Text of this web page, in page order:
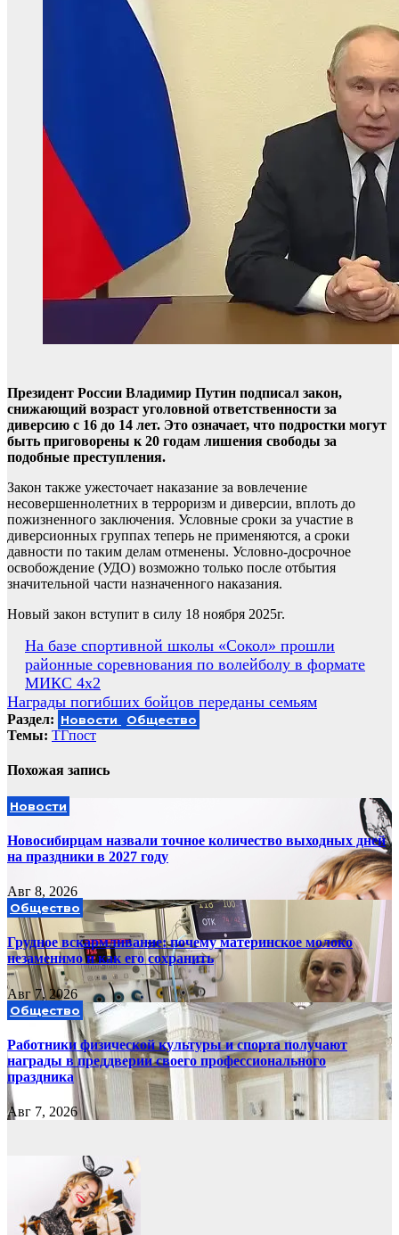
Президент России Владимир Путин подписал закон,
снижающий возраст уголовной ответственности за
диверсию с 16 до 14 лет. Это означает, что подростки могут
быть приговорены к 20 годам лишения свободы за
подобные преступления.
Закон также ужесточает наказание за вовлечение
несовершеннолетних в терроризм и диверсии, вплоть до
пожизненного заключения. Условные сроки за участие в
диверсионных группах теперь не применяются, а сроки
давности по таким делам отменены. Условно-досрочное
освобождение (УДО) возможно только после отбытия
значительной части назначенного наказания.
Новый закон вступит в силу 18 ноября 2025г.
Навигация
по
записям
На базе спортивной школы «Сокол» прошли
районные соревнования по волейболу в формате
МИКС 4х2
Награды погибших бойцов переданы семьям
Раздел: Новости Общество
Темы: ТГпост
Похожая запись
Новости
Новосибирцам назвали точное количество выходных дней
на праздники в 2027 году
Авг 8, 2026
Общество
Грудное вскармливание: почему материнское молоко
незаменимо и как его сохранить
Авг 7, 2026
Общество
Работники физической культуры и спорта получают
награды в преддверии своего профессионального
праздника
Авг 7, 2026